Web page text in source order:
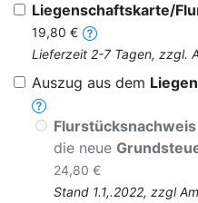
Liegenschaftskarte/
19,80 €
Lieferzeit 2-7 Tagen, zzgl.
Auszug aus dem
die neue
24,80 €
Stand 1.1,.2022, zzgl